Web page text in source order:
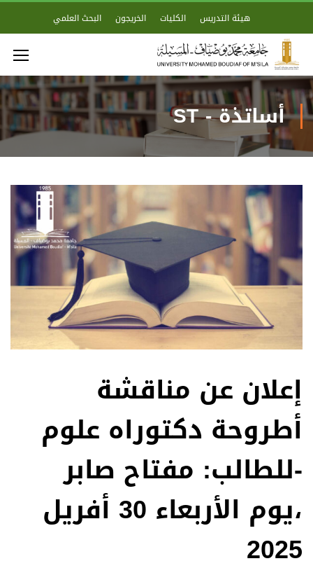
هيئة التدريس الكليات الخريجون البحث العلمي
أساتذة - ST
إعلان عن مناقشة
أطروحة دكتوراه علوم
-للطالب: مفتاح صابر
،يوم الأربعاء 30 أفريل
2025